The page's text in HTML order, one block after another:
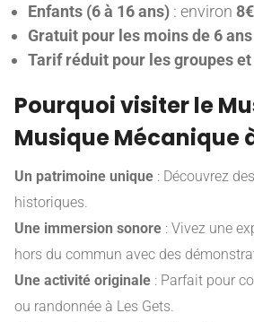
Enfants (6 à 16 ans) : environ 8€
Gratuit pour les moins de 6 ans
Tarif réduit pour les groupes
Pourquoi visiter le
Musique Mécanique
Un patrimoine unique : Découvrez
historiques.
Une immersion sonore : Vivez une
hors du commun avec des
Une activité originale : Parfait pour
ou randonnée à Les Gets.